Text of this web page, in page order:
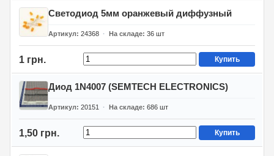
Светодиод 5мм оранжевый диффузный
Артикул 24368 На складе 36 шт
1 грн. Купить
Диод 1N4007 (SEMTECH ELECTRONICS)
Артикул 20151 На складе 686 шт
1,50 грн. Купить